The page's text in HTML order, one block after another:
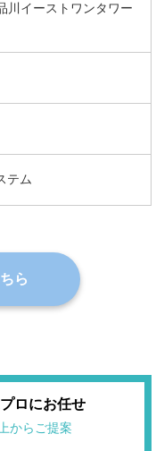
川イーストワンタワー
テム
ら
ロにお任せ
からご提案